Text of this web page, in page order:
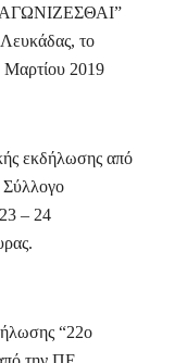
ΑΓΩΝΙΖΕΣΘΑΙ”
το
Μαρτίου 2019
εκδήλωσης από
Σύλλογο
– 24
“22ο